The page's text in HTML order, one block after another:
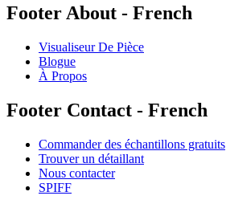
Footer About - French
Visualiseur De Pièce
Blogue
À Propos
Footer Contact - French
Commander des échantillons gratuits
Trouver un détaillant
Nous contacter
SPIFF